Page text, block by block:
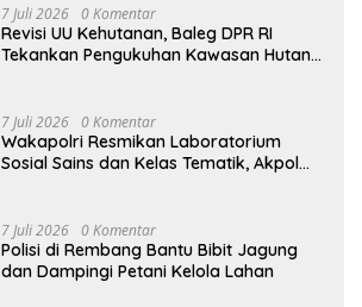
7 Juli 2026 0 Komentar
Revisi UU Kehutanan, Baleg DPR RI
Tekankan Pengukuhan Kawasan Hutan
7 Juli 2026 0 Komentar
Wakapolri Resmikan Laboratorium
Sosial Sains dan Kelas Tematik, Akpol
7 Juli 2026 0 Komentar
Polisi di Rembang Bantu Bibit Jagung
dan Dampingi Petani Kelola Lahan